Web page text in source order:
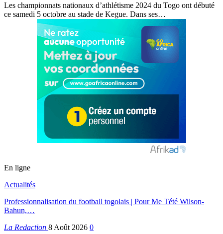
Les championnats nationaux d’athlétisme 2024 du Togo ont débuté
ce samedi 5 octobre au stade de Kegue. Dans ses…
En ligne
Actualités
Professionnalisation du football togolais | Pour Me Tété Wilson-
Bahun,…
La Redaction 8 Août 2026 0